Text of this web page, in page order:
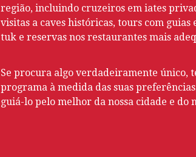
região, incluindo cruzeiros em iates
visitas a caves históricas, tours com
tuk e reservas nos restaurantes mais
Se procura algo verdadeiramente único,
programa à medida das suas
guiá-lo pelo melhor da nossa cidade e do